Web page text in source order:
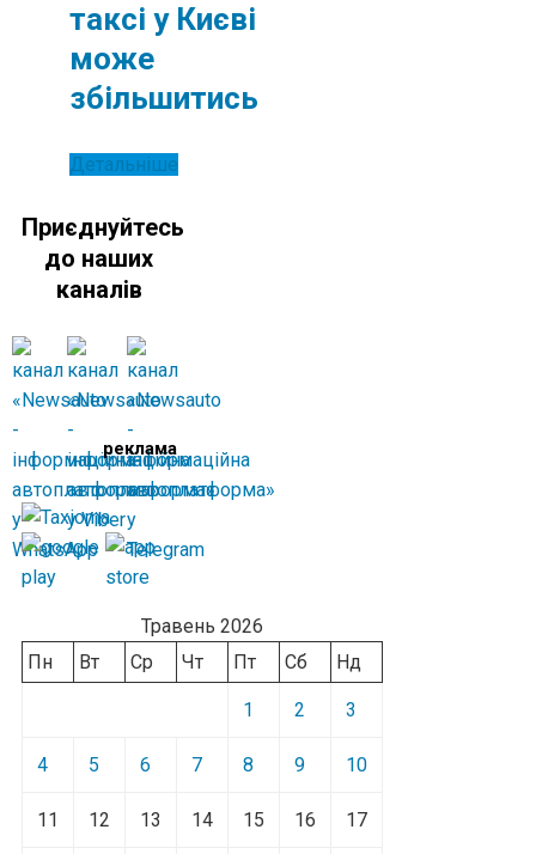
таксі у Києві
може
збільшитись
Детальніше
Приєднуйтесь
до наших
каналів
реклама
Травень 2026
Пн
Вт Ср Чт Пт Сб Нд
1 2 3
4 5 6 7 8 9 10
11 12 13 14 15 16 17